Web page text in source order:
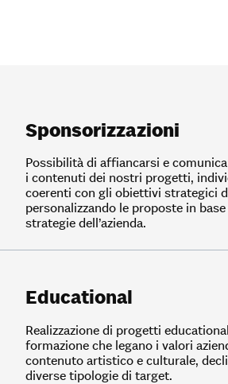
Sponsorizzazioni
Possibilità di affiancarsi e
i contenuti dei nostri progetti,
coerenti con gli obiettivi strategici
personalizzando le proposte in
strategie dell’azienda.
Educational
Realizzazione di progetti
formazione che legano i valori
contenuto artistico e culturale,
diverse tipologie di target.